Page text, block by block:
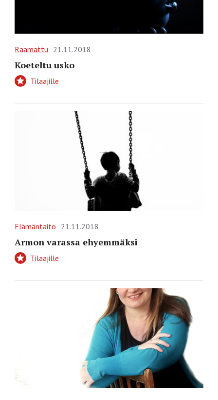
Raamattu 21.11.2018
Koeteltu usko
Tilaajille
Elämäntaito 21.11.2018
Armon varassa ehyemmäksi
Tilaajille